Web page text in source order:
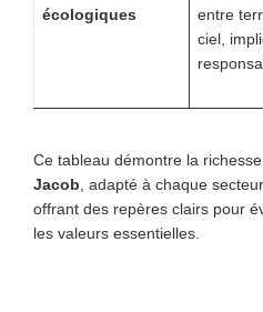
écologiques
entre
ciel,
Ce tableau démontre la
Jacob , adapté à chaque
offrant des repères clairs pour
les valeurs essentielles.